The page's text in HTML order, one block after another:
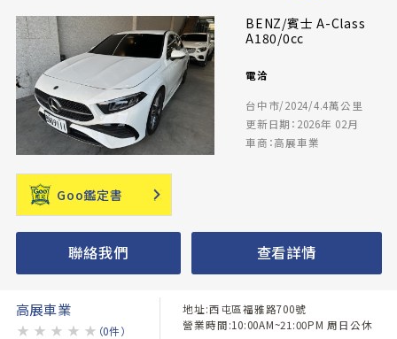
BENZ/賓士 A-Class
A180/0cc
電洽
台中市/2024/4.4萬公里
更新日期：2026年 02月
車商：高展車業
Goo鑑定書
聯絡我們 查看詳情
高展車業
★ ★ ★ ★ ★ （0件）
地址:西屯區福雅路700號
營業時間:10:00AM~21:00PM 周日公休